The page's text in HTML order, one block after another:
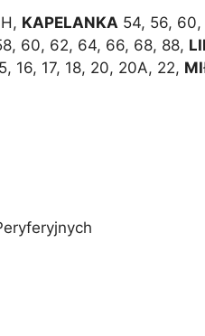
KAPELANKA 54, 56, 60,
60, 62, 64, 66, 68, 88,
16, 17, 18, 20, 20A, 22,